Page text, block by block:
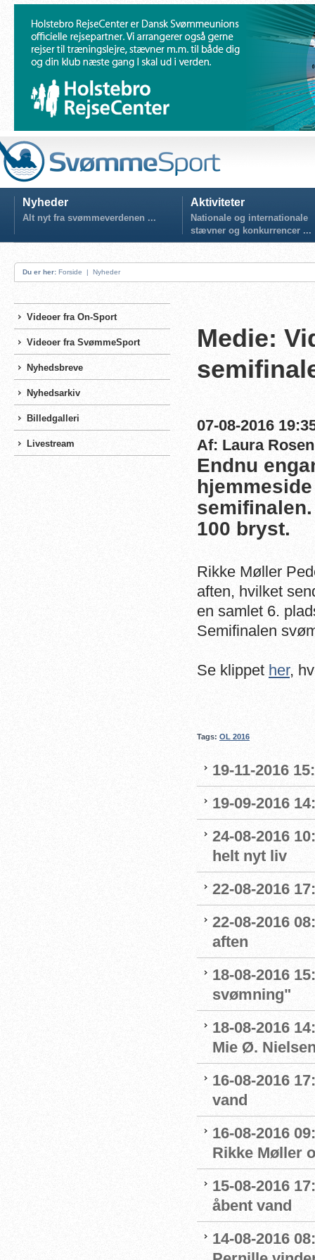
Nyheder
Alt nyt fra svømmeverdenen ...
Aktiviteter
Nationale og internationale
stævner og konkurrencer ...
Du er her: Forside | Nyheder
Videoer fra On-Sport
Videoer fra SvømmeSport
Nyhedsbreve
Nyhedsarkiv
Billedgalleri
Livestream
Medie:
07-08-2016
Af: Laura
Endnu
100 bryst.
Rikke Møller
aften, hvilket
en samlet 6.
Semifinalen
Se klippet her,
Tags: OL 2016
19-11-2016
19-09-2016
24-08-2016
helt nyt liv
22-08-2016
22-08-2016
aften
18-08-2016
svømning"
18-08-2016
Mie Ø.
16-08-2016
vand
16-08-2016
Rikke Møller
15-08-2016
åbent vand
14-08-2016